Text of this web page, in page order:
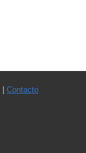
Contacto